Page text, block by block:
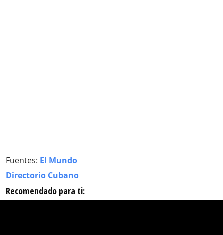
Fuentes: El Mundo
Directorio Cubano
Recomendado para ti: